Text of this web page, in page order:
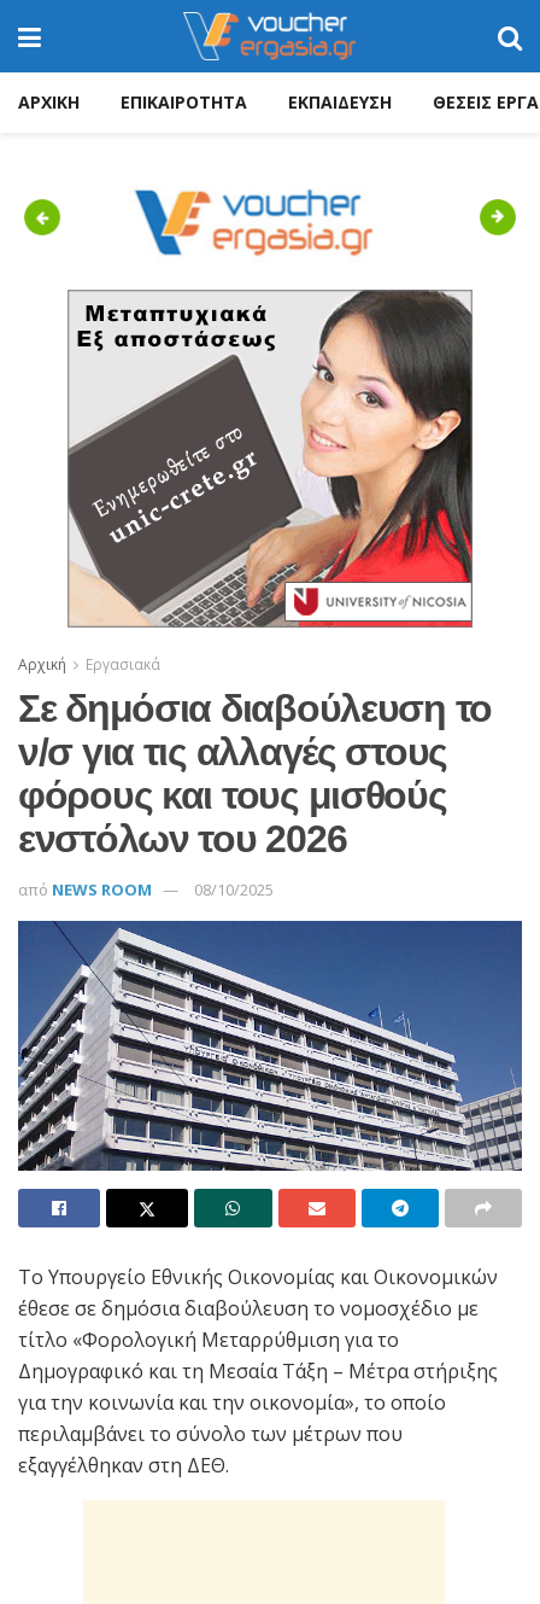
ΑΡΧΙΚΗ ΕΠΙΚΑΙΡΟΤΗΤΑ ΕΚΠΑΙΔΕΥΣΗ ΘΕΣΕΙΣ
Previous Next
Αρχική Εργασιακά
Σε δημόσια διαβούλευση το
ν/σ για τις αλλαγές στους
φόρους και τους μισθούς
ενστόλων του 2026
από NEWS ROOM 08/10/2025
Το Υπουργείο Εθνικής Οικονομίας και Οικονομικών
έθεσε σε δημόσια διαβούλευση το νομοσχέδιο με
τίτλο «Φορολογική Μεταρρύθμιση για το
Δημογραφικό και τη Μεσαία Τάξη – Μέτρα στήριξης
για την κοινωνία και την οικονομία», το οποίο
περιλαμβάνει το σύνολο των μέτρων που
εξαγγέλθηκαν στη ΔΕΘ.